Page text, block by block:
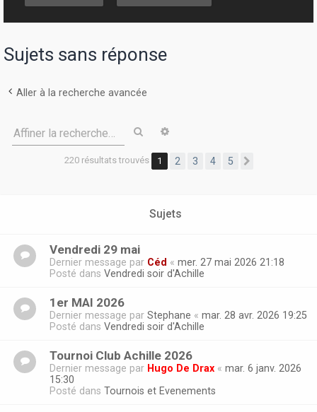
Sujets sans réponse
Aller à la recherche avancée
Affiner la recherche… Rechercher
220 résultats trouvés 1 2 3 4 5
Sujets
Vendredi 29 mai
Dernier message par Céd « mer. 27 mai 2026 21:18
Posté dans Vendredi soir d'Achille
1er MAI 2026
Dernier message par Stephane « mar. 28 avr. 2026 19:25
Posté dans Vendredi soir d'Achille
Tournoi Club Achille 2026
Dernier message par Hugo De Drax « mar. 6 janv. 2026
15:30
Posté dans Tournois et Evenements